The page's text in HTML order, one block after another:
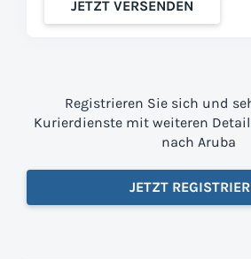
JETZT VERSENDEN
Registrieren Sie sich und
Kurierdienste mit weiteren
nach Aruba
JETZT